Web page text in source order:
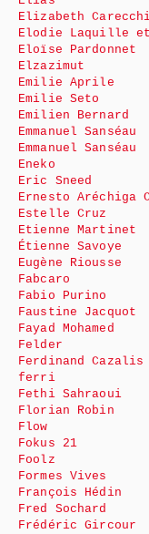
Elizabeth
Elodie Laquille
Eloïse Pardonnet
Elzazimut
Emilie Aprile
Emilie Seto
Emilien Bernard
Emmanuel Sanséau
Emmanuel Sanséau
Eneko
Eric Sneed
Ernesto Aréchiga
Estelle Cruz
Etienne Martinet
Étienne Savoye
Eugène Riousse
Fabcaro
Fabio Purino
Faustine Jacquot
Fayad Mohamed
Felder
Ferdinand Cazalis
ferri
Fethi Sahraoui
Florian Robin
Flow
Fokus 21
Foolz
Formes Vives
François Hédin
Fred Sochard
Frédéric Gircour